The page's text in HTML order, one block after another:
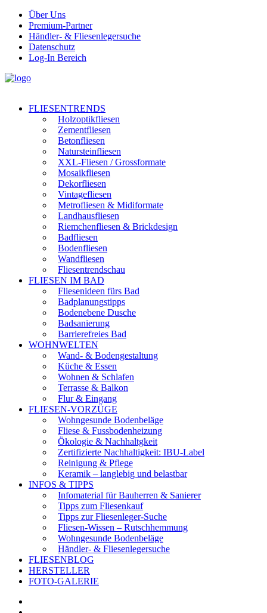
Über Uns
Premium-Partner
Händler- & Fliesenlegersuche
Datenschutz
Log-In Bereich
FLIESENTRENDS
Holzoptikfliesen
Zementfliesen
Betonfliesen
Natursteinfliesen
XXL-Fliesen / Grossformate
Mosaikfliesen
Dekorfliesen
Vintagefliesen
Metrofliesen & Midiformate
Landhausfliesen
Riemchenfliesen & Brickdesign
Badfliesen
Bodenfliesen
Wandfliesen
Fliesentrendschau
FLIESEN IM BAD
Fliesenideen fürs Bad
Badplanungstipps
Bodenebene Dusche
Badsanierung
Barrierefreies Bad
WOHNWELTEN
Wand- & Bodengestaltung
Küche & Essen
Wohnen & Schlafen
Terrasse & Balkon
Flur & Eingang
FLIESEN-VORZÜGE
Wohngesunde Bodenbeläge
Fliese & Fussbodenheizung
Ökologie & Nachhaltgkeit
Zertifizierte Nachhaltigkeit: IBU-Label
Reinigung & Pflege
Keramik – langlebig und belastbar
INFOS & TIPPS
Infomaterial für Bauherren & Sanierer
Tipps zum Fliesenkauf
Tipps zur Fliesenleger-Suche
Fliesen-Wissen – Rutschhemmung
Wohngesunde Bodenbeläge
Händler- & Fliesenlegersuche
FLIESENBLOG
HERSTELLER
FOTO-GALERIE